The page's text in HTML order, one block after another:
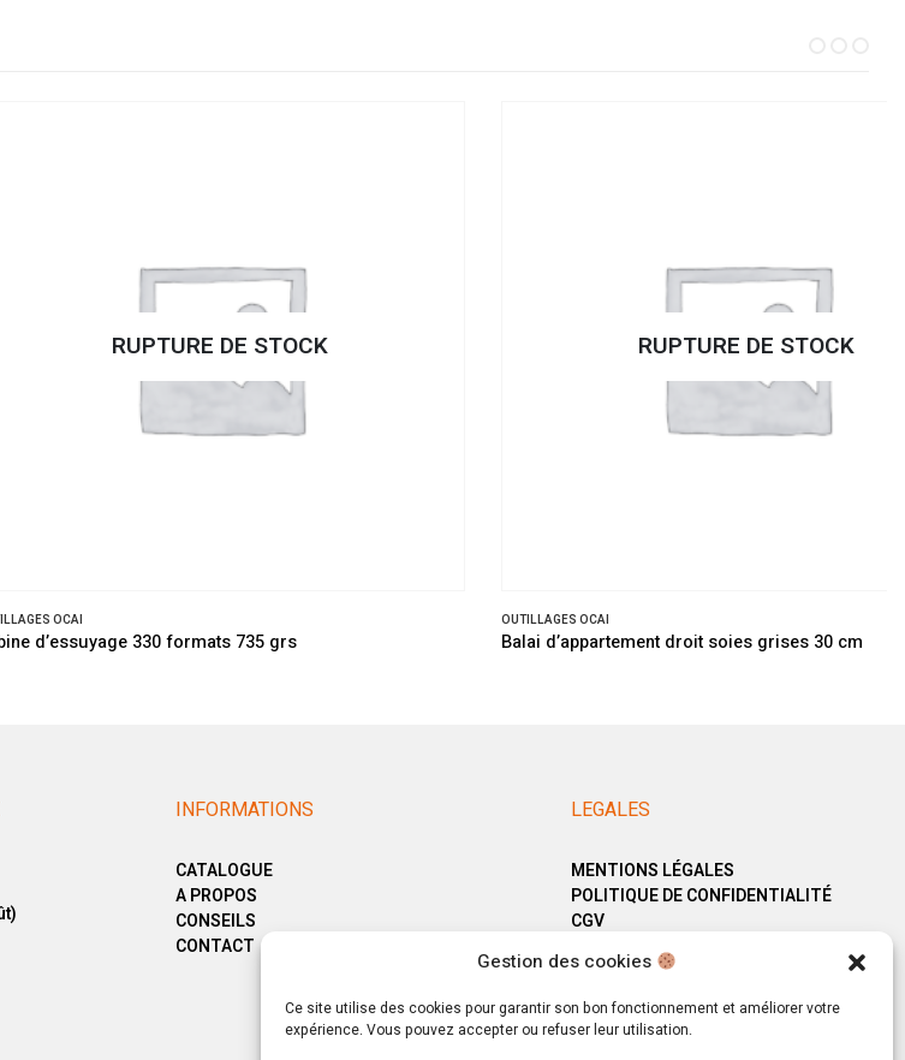
Gestion des cookies
Ce site utilise des cookies pour garantir son bon fonctionnement et améliorer votre
expérience. Vous pouvez accepter ou refuser leur utilisation.
RUPTURE DE STOCK
330 formats 735 grs
RUPTURE DE STOCK
Balai d’appartement droit soies grises 30 cm
INFORMATIONS
CATALOGUE
A PROPOS
CONSEILS
CONTACT
LEGALES
MENTIONS LÉGALES
POLITIQUE DE CONFIDENTIALITÉ
CGV